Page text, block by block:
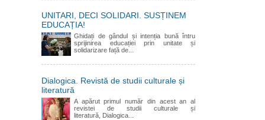
UNITARI, DECI SOLIDARI. SUSȚINEM
EDUCAȚIA!
Ghidați de gândul și intenția bună întru
sprijinirea educației prin unitate și
solidarizare față de...
Dialogica. Revistă de studii culturale și
literatură
A apărut primul număr din acest an al
revistei de studii culturale și
literatură, Dialogica...